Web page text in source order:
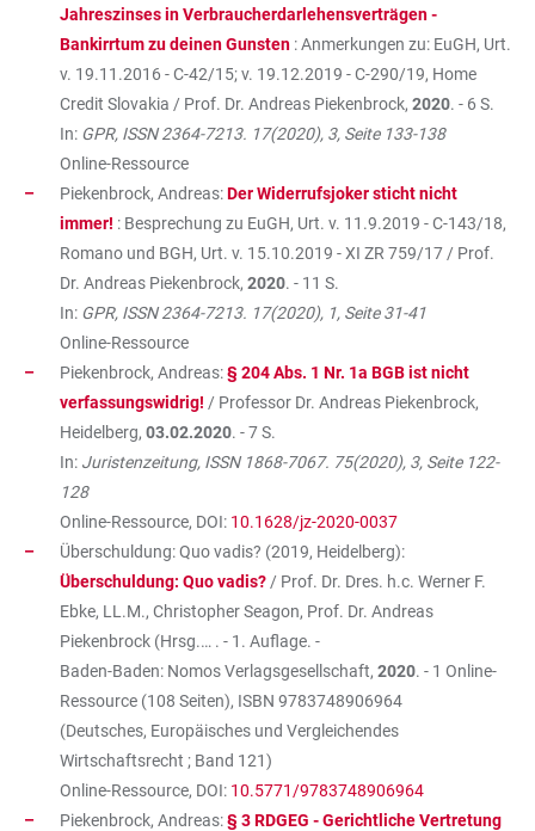
Jahreszinses in Verbraucherdarlehensverträgen -
Bankirrtum zu deinen Gunsten : Anmerkungen zu: EuGH, Urt.
v. 19.11.2016 - C-42/15; v. 19.12.2019 - C-290/19, Home
Credit Slovakia / Prof. Dr. Andreas Piekenbrock, 2020. - 6 S.
In: GPR, ISSN 2364-7213. 17(2020), 3, Seite 133-138
Online-Ressource
Piekenbrock, Andreas:Der Widerrufsjoker sticht nicht
immer! : Besprechung zu EuGH, Urt. v. 11.9.2019 - C-143/18,
Romano und BGH, Urt. v. 15.10.2019 - XI ZR 759/17 / Prof.
Dr. Andreas Piekenbrock, 2020. - 11 S.
In: GPR, ISSN 2364-7213. 17(2020), 1, Seite 31-41
Online-Ressource
Piekenbrock, Andreas:§ 204 Abs. 1 Nr. 1a BGB ist nicht
verfassungswidrig! / Professor Dr. Andreas Piekenbrock,
Heidelberg, 03.02.2020. - 7 S.
In: Juristenzeitung, ISSN 1868-7067. 75(2020), 3, Seite 122-
128
Online-Ressource, DOI: 10.1628/jz-2020-0037
Überschuldung: Quo vadis? (2019, Heidelberg):
Überschuldung: Quo vadis? / Prof. Dr. Dres. h.c. Werner F.
Ebke, LL.M., Christopher Seagon, Prof. Dr. Andreas
Piekenbrock (Hrsg.… . - 1. Auflage. -
Baden-Baden: Nomos Verlagsgesellschaft, 2020. - 1 Online-
Ressource (108 Seiten), ISBN 9783748906964
(Deutsches, Europäisches und Vergleichendes
Wirtschaftsrecht ; Band 121)
Online-Ressource, DOI: 10.5771/9783748906964
Piekenbrock, Andreas:§ 3 RDGEG - Gerichtliche Vertretung